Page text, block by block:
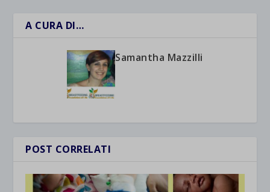
A CURA DI…
Samantha Mazzilli
POST CORRELATI